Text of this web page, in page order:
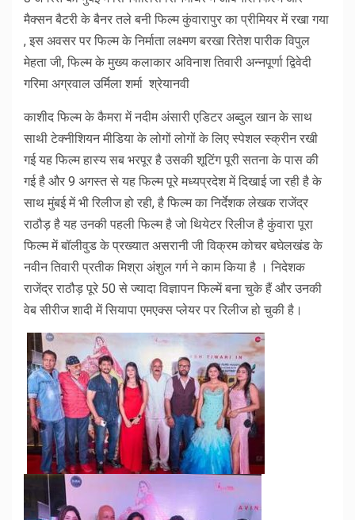
मैक्सन बैटरी के बैनर तले बनी फिल्म कुंवारापुर का प्रीमियर में रखा गया
, इस अवसर पर फिल्म के निर्माता लक्ष्मण बरखा रितेश पारीक विपुल
मेहता जी, फिल्म के मुख्य कलाकार अविनाश तिवारी अन्नपूर्णा द्विवेदी
गरिमा अग्रवाल उर्मिला शर्मा श्रेयानवी
काशीद फिल्म के कैमरा में नदीम अंसारी एडिटर अब्दुल खान के साथ
साथी टेक्नीशियन मीडिया के लोगों लोगों के लिए स्पेशल स्क्रीन रखी
गई यह फिल्म हास्य सब भरपूर है उसकी शूटिंग पूरी सतना के पास की
गई है और 9 अगस्त से यह फिल्म पूरे मध्यप्रदेश में दिखाई जा रही है के
साथ मुंबई में भी रिलीज हो रही, है फिल्म का निर्देशक लेखक राजेंद्र
राठौड़ है यह उनकी पहली फिल्म है जो थियेटर रिलीज है कुंवारा पूरा
फिल्म में बॉलीवुड के प्रख्यात असरानी जी विक्रम कोचर बघेलखंड के
नवीन तिवारी प्रतीक मिश्रा अंशुल गर्ग ने काम किया है । निदेशक
राजेंद्र राठौड़ पूरे 50 से ज्यादा विज्ञापन फिल्में बना चुके हैं और उनकी
वेब सीरीज शादी में सियापा एमएक्स प्लेयर पर रिलीज हो चुकी है।